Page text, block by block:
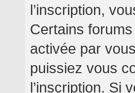
l’inscription,
Certains
activée par
puissiez vous
l’inscription. Si